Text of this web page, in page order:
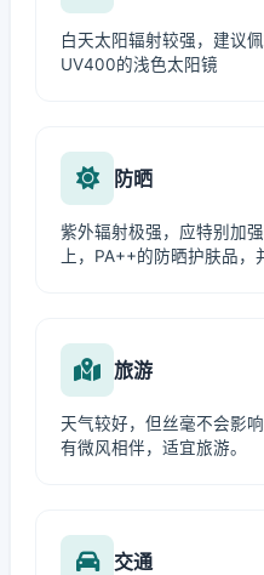
白天太阳辐射较强，建议
UV400的浅色太阳镜
防晒
紫外辐射极强，应特别加
上，PA++的防晒护肤品，
旅游
天气较好，但丝毫不会影
有微风相伴，适宜旅游。
交通